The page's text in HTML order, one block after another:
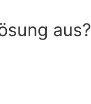
aus?